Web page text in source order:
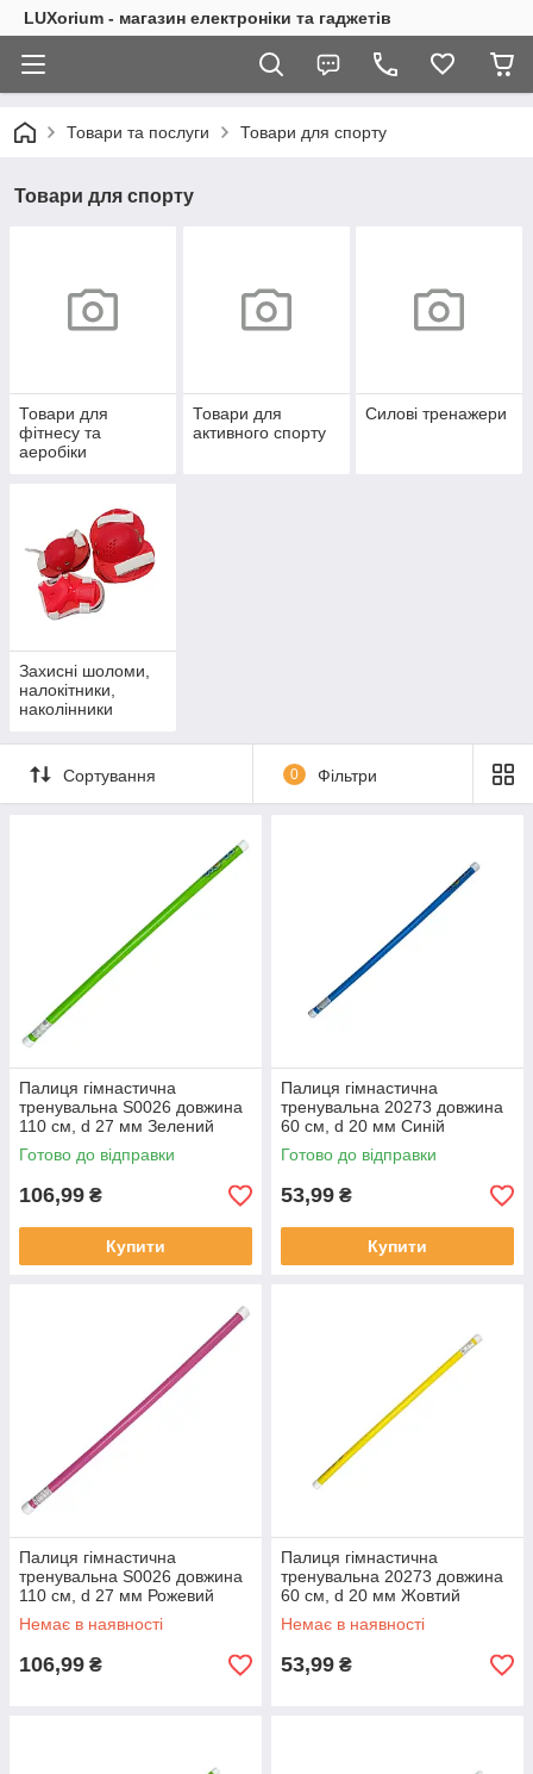
LUXorium - магазин електроніки та гаджетів
Товари та послуги Товари для спорту
Товари для спорту
Товари для
фітнесу та
аеробіки
Товари для
активного спорту
Силові тренажери
Захисні шоломи,
налокітники,
наколінники
Сортування 0 Фільтри
Палиця гімнастична
тренувальна S0026 довжина
110 см, d 27 мм Зелений
Готово до відправки
106,99 ₴
Купити
Палиця гімнастична
тренувальна 20273 довжина
60 см, d 20 мм Синій
Готово до відправки
53,99 ₴
Купити
Палиця гімнастична
тренувальна S0026 довжина
110 см, d 27 мм Рожевий
Немає в наявності
106,99 ₴
Палиця гімнастична
тренувальна 20273 довжина
60 см, d 20 мм Жовтий
Немає в наявності
53,99 ₴